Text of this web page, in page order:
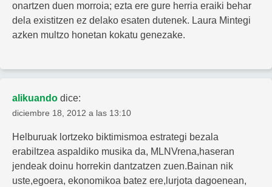
onartzen duen morroia; ezta ere gure herria eraiki behar
dela existitzen ez delako esaten dutenek. Laura Mintegi
azken multzo honetan kokatu genezake.
alikuando dice:
diciembre 18, 2012 a las 13:10
Helburuak lortzeko biktimismoa estrategi bezala
erabiltzea aspaldiko musika da, MLNVrena,haseran
jendeak doinu horrekin dantzatzen zuen.Bainan nik
uste,egoera, ekonomikoa batez ere,lurjota dagoenean,